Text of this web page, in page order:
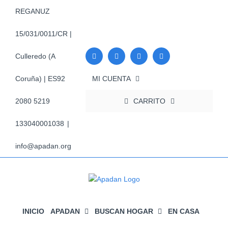
REGANUZ
15/031/0011/CR |
Culleredo (A
Coruña) | ES92
2080 5219
133040001038 |
info@apadan.org
MI CUENTA
CARRITO
INICIO APADAN BUSCAN HOGAR EN CASA